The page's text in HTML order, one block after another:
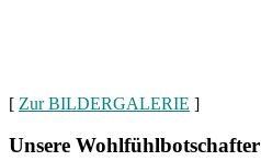
[ Zur BILDERGALERIE ]
Unsere Wohlfühlbotschafter